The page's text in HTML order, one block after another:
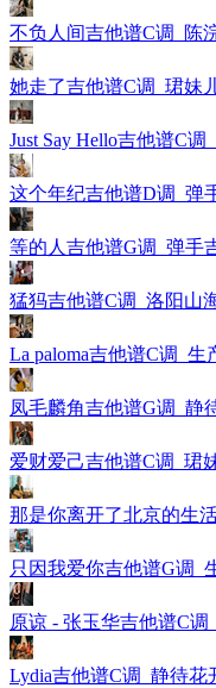
不负人间吉他谱C调_陈
她走了吉他谱C调_珺妹
Just Say Hello吉他谱C调
这个年纪吉他谱D调_弹
等的人吉他谱G调_弹手
猛犸吉他谱C调_洛阳山
La paloma吉他谱C调_生
凤毛麟角吉他谱G调_静
爱财爱己吉他谱C调_珺
那是你离开了北京的生
只因我爱你吉他谱G调_
原谅 - 张玉华吉他谱C
Lydia吉他谱C调_静待花